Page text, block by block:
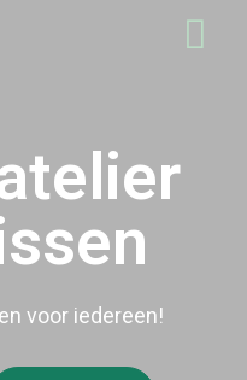
voor iedereen!